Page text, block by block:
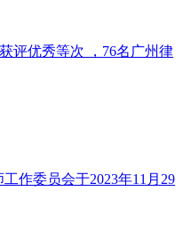
评优秀等次 ，76名广州律
作委员会于2023年11月29